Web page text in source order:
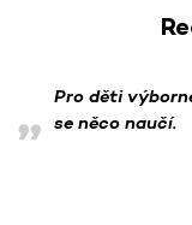
Pro děti
se něco naučí.